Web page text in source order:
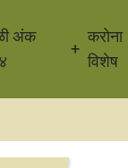
अंक
करोना
विशेष